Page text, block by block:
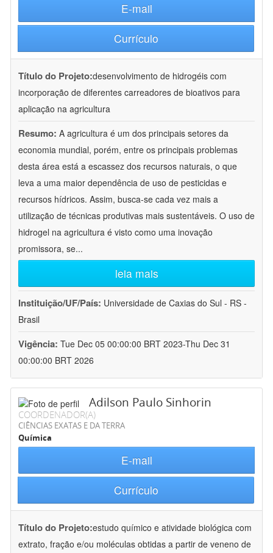
E-mail
Currículo
Título do Projeto:desenvolvimento de hidrogéis com
incorporação de diferentes carreadores de bioativos para
aplicação na agricultura
Resumo: A agricultura é um dos principais setores da
economia mundial, porém, entre os principais problemas
desta área está a escassez dos recursos naturais, o que
leva a uma maior dependência de uso de pesticidas e
recursos hídricos. Assim, busca-se cada vez mais a
utilização de técnicas produtivas mais sustentáveis. O uso de
hidrogel na agricultura é visto como uma inovação
promissora, se...
leia mais
Instituição/UF/País: Universidade de Caxias do Sul - RS -
Brasil
Vigência: Tue Dec 05 00:00:00 BRT 2023-Thu Dec 31
00:00:00 BRT 2026
Adilson Paulo Sinhorin
COORDENADOR(A)
CIÊNCIAS EXATAS E DA TERRA
Química
E-mail
Currículo
Título do Projeto:estudo químico e atividade biológica com
extrato, fração e/ou moléculas obtidas a partir de veneno de